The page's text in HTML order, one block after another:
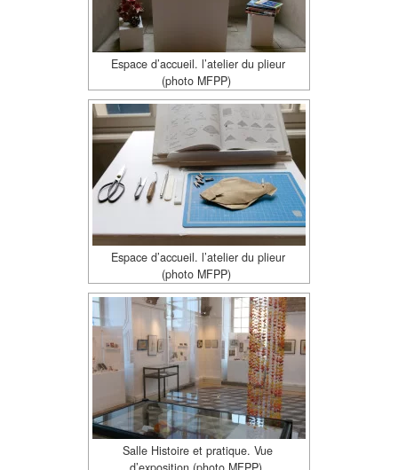
Espace d’accueil. l’atelier du plieur
(photo MFPP)
Espace d’accueil. l’atelier du plieur
(photo MFPP)
Salle Histoire et pratique. Vue